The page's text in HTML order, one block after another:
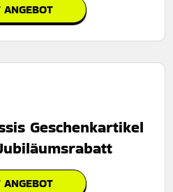
ANGEBOT
Geschenkartikel
ANGEBOT